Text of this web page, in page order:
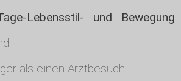
Lebensstil- und
als einen Arztbesuch.